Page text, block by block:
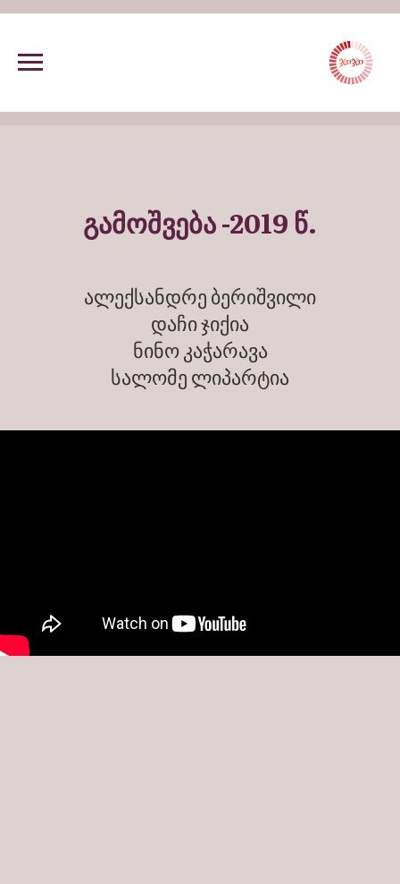
გამოშვება -2019 წ.
ალექსანდრე ბერიშვილი
დაჩი ჯიქია
ნინო კაჭარავა
სალომე ლიპარტია